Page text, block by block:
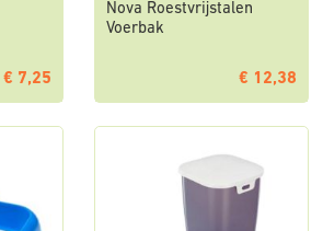
€ 7,25
Nova Roestvrijstalen
Voerbak
€ 12,38